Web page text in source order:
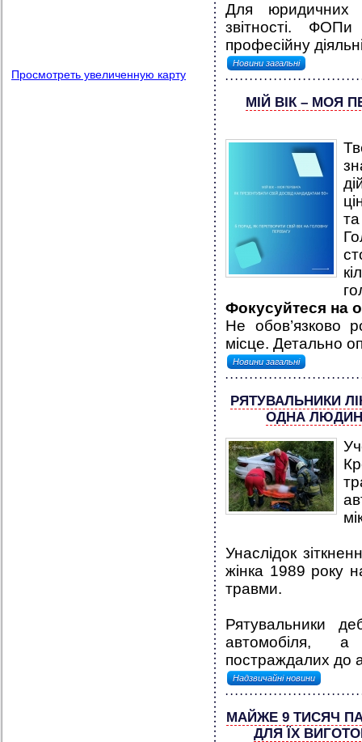
Просмотреть увеличенную карту
Для юридичних
звітності.
професійну
Новини загальні
МІЙ ВІК – МОЯ
та
Фокусуйтеся на
Не обов’язково
місце. Детально
Новини загальні
PЯТУВАЛЬНИКИ
ОДНА
Унаслідок
жінка 1989 року
травми.
Рятувальники
автомобіля, а
постраждалих до
Надзвичайні новини
МАЙЖЕ 9 ТИСЯЧ
ДЛЯ ЇХ